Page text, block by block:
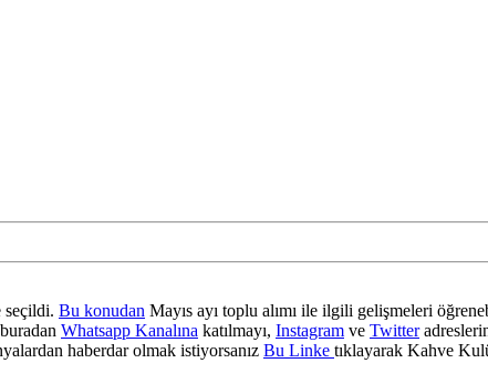
seçildi. Bu konudan Mayıs ayı toplu alımı ile ilgili gelişmeleri
Whatsapp Kanalına katılmayı, Instagram ve Twitter
haberdar olmak istiyorsanız Bu Linke tıklayarak Kahve